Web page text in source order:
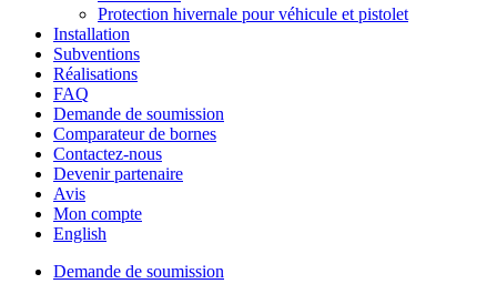
Protection hivernale pour véhicule et pistolet
Installation
Subventions
Réalisations
FAQ
Demande de soumission
Comparateur de bornes
Contactez-nous
Devenir partenaire
Avis
Mon compte
English
Demande de soumission